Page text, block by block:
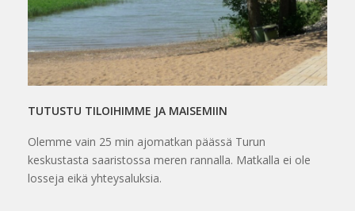
TUTUSTU TILOIHIMME JA MAISEMIIN
Olemme vain 25 min ajomatkan päässä Turun
keskustasta saaristossa meren rannalla. Matkalla ei ole
losseja eikä yhteysaluksia.